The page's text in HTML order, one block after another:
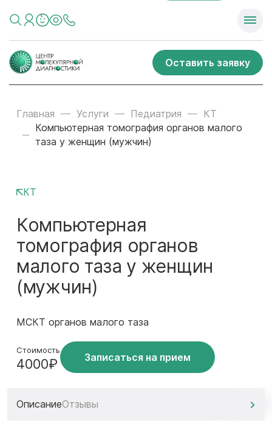
Оставить заявку
Главная Услуги Педиатрия
КТ
Компьютерная томография органов малого
таза у женщин (мужчин)
КТ
Компьютерная
томография органов
малого таза у женщин
(мужчин)
МСКТ органов малого таза
Стоимость
4000₽ Записаться на прием
ОписаниеОтзывы